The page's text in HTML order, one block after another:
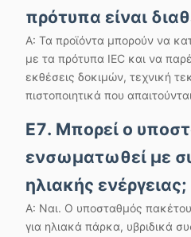
πρότυπα είναι
Α: Τα προϊόντα μπορούν να
με τα πρότυπα IEC και να
εκθέσεις δοκιμών, τεχνική
πιστοποιητικά που
Ε7. Μπορεί ο
ενσωματωθεί με
ηλιακής ενέργειας;
Α: Ναι. Ο υποσταθμός
για ηλιακά πάρκα, υβριδικά